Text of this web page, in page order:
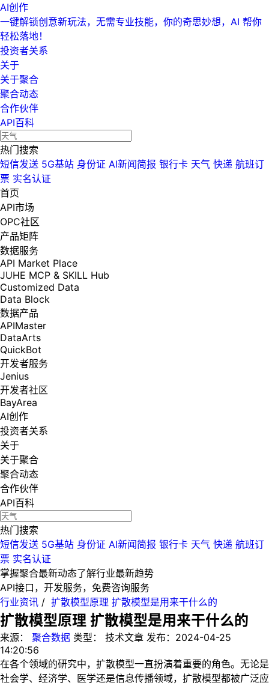
AI创作
一键解锁创意新玩法，无需专业技能，你的奇思妙想，AI 帮你
轻松落地！
投资者关系
关于
关于聚合
聚合动态
合作伙伴
API百科
热门搜索
短信发送 5G基站 身份证 AI新闻简报 银行卡 天气 快递 航班订
票 实名认证
首页
API市场
OPC社区
产品矩阵
数据服务
API Market Place
JUHE MCP & SKILL Hub
Customized Data
Data Block
数据产品
APIMaster
DataArts
QuickBot
开发者服务
Jenius
开发者社区
BayArea
AI创作
投资者关系
关于
关于聚合
聚合动态
合作伙伴
API百科
热门搜索
短信发送 5G基站 身份证 AI新闻简报 银行卡 天气 快递 航班订
票 实名认证
掌握聚合最新动态了解行业最新趋势
API接口，开发服务，免费咨询服务
行业资讯 / 扩散模型原理 扩散模型是用来干什么的
扩散模型原理 扩散模型是用来干什么的
来源： 聚合数据 类型： 技术文章 发布： 2024-04-25
14:20:56
在各个领域的研究中，扩散模型一直扮演着重要的角色。无论是
社会学、经济学、医学还是信息传播领域，扩散模型都被广泛应